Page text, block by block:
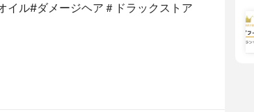
ル#ダメージヘア＃ドラックストア